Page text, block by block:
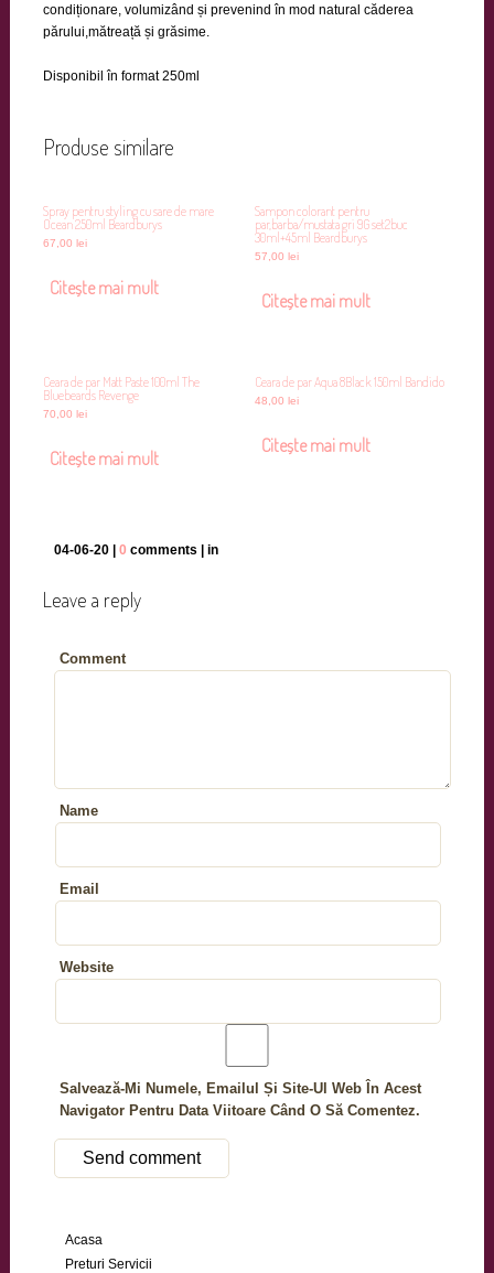
condiționare, volumizând și prevenind în mod natural căderea
părului,mătreață și grăsime.
Disponibil în format 250ml
Produse similare
Spray pentru styling cu sare de mare
Ocean 250ml Beardburys
67,00 lei
Citește mai mult
Sampon colorant pentru
par,barba/mustata gri 9G set2buc
30ml+45ml Beardburys
57,00lei
Citește mai mult
Ceara de par Matt Paste 100ml The
Bluebeards Revenge
70,00 lei
Citește mai mult
Ceara de par Aqua 8Black 150ml Bandido
48,00lei
Citește mai mult
04-06-20 | 0 comments | in
Leave a reply
Comment
Name
Email
Website
Salvează-Mi Numele, Emailul Și Site-Ul Web În Acest
Navigator Pentru Data Viitoare Când O Să Comentez.
Acasa
Preturi Servicii